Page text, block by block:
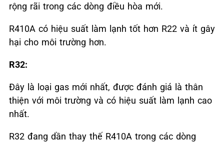
rộng rãi trong các dòng điều hòa mới.
R410A có hiệu suất làm lạnh tốt hơn R22 và ít gây
hại cho môi trường hơn.
R32:
Đây là loại gas mới nhất, được đánh giá là thân
thiện với môi trường và có hiệu suất làm lạnh cao
nhất.
R32 đang dần thay thế R410A trong các dòng